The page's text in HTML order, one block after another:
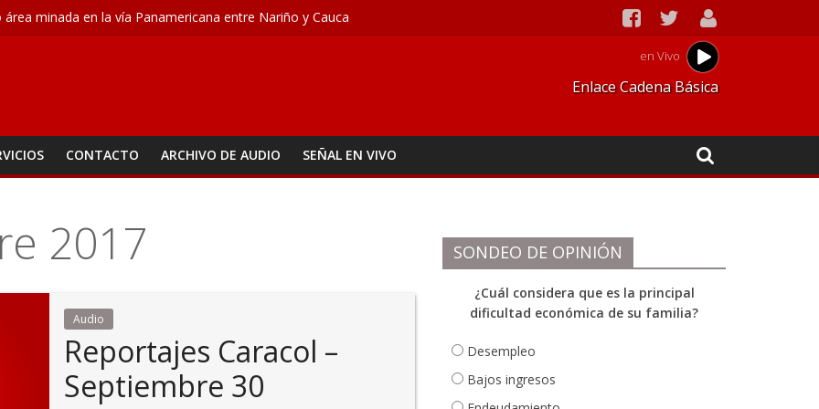
minada en la vía Panamericana entre Nariño y Cauca
campañas de prevención
acciones para enfrentar la crisis del agua
a dos presuntos responsables de un atraco
en Vivo
Enlace Cadena Básica
CONTACTO ARCHIVO DE AUDIO SEÑAL EN VIVO
2017
Audio
Reportajes Caracol –
Septiembre 30
SONDEO DE OPINIÓN
¿Cuál considera que es la principal
dificultad económica de su familia?
Desempleo
Bajos ingresos